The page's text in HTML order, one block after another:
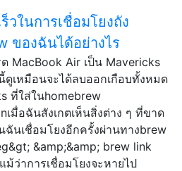
วในการเชื่อมโยงถัง
ของฉันได้อย่างไร
MacBook Air เป็น Mavericks
ดูเหมือนจะได้ลบออกเกือบทั้งหมด
ที่ใส่ในhomebrew
เมื่อฉันสังเกตเห็นสิ่งต่าง ๆ ที่ขาด
ฉันเชื่อมโยงอีกครั้งผ่านทางbrew
&amp;&amp; brew link
ม้ว่าการเชื่อมโยงจะหายไป